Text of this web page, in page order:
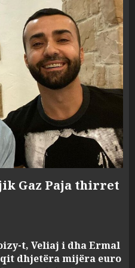
Gaz Paja thirret
t, Veliaj i dha Ermal
dhjetëra mijëra euro